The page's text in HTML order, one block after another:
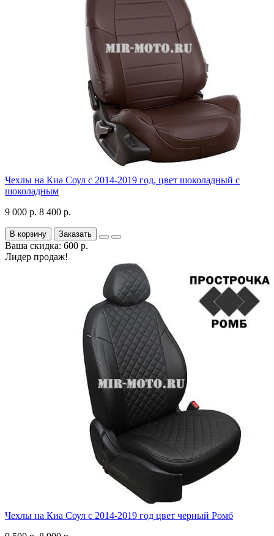
Чехлы на Киа Соул с 2014-2019 год, цвет шоколадный с
шоколадным
9 000 р. 8 400 р.
В корзину Заказать
Ваша скидка: 600 р.
Лидер продаж!
Чехлы на Киа Соул с 2014-2019 год цвет черный Ромб